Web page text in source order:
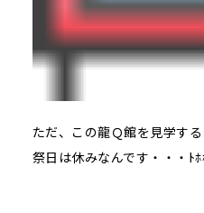
ただ、この龍Ｑ館を見学す
祭日は休みなんです・・・ﾄ